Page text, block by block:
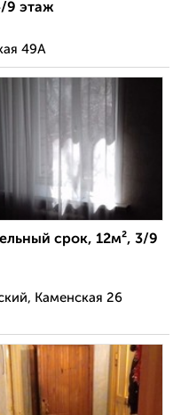
9 этаж
49А
срок, 12м², 3/9
Каменская 26